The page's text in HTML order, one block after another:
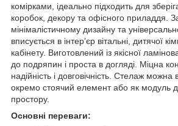
комірками, ідеально підходить для
коробок, декору та офісного приладдя.
мінімалістичному дизайну та
вписується в інтер’єр вітальні, дитячої
кабінету. Виготовлений із якісної
до подряпин і проста в догляді. Міцна
надійність і довговічність. Стелаж можна
окремо стоячий елемент або як модуль
простору.
Основні переваги: